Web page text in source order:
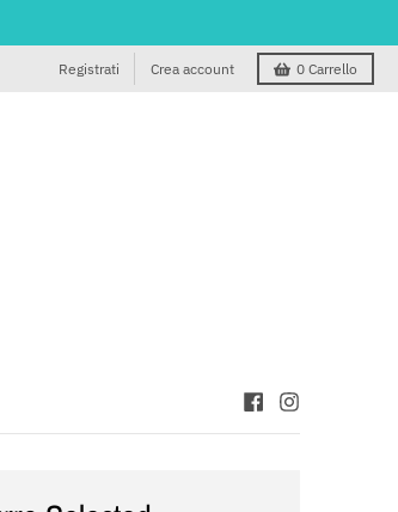
Registrati Crea account 0 Carrello